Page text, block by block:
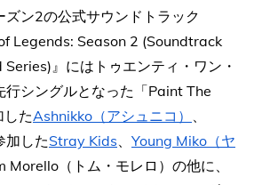
ズン2の公式サウンドトラック
Legends: Season 2 (Soundtrack
』にはトゥエンティ・ワン・
行シングルとなった「Paint The
たAshnikko（アシュニコ）
加したStray Kids
Young Miko（ヤ
Morello（トム・モレロ）の他に、